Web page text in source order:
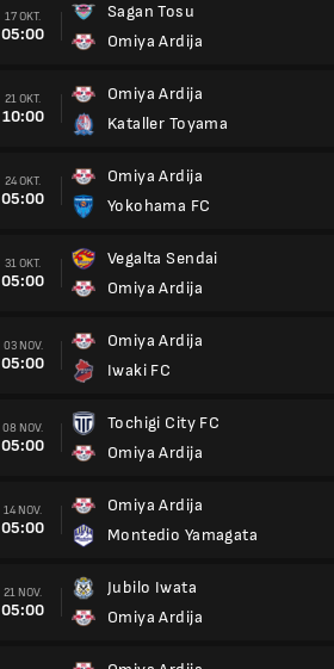
17 OKT.
05:00
Sagan Tosu
Omiya Ardija
21 OKT.
10:00
Omiya Ardija
Kataller Toyama
24 OKT.
05:00
Omiya Ardija
Yokohama FC
31 OKT.
05:00
Vegalta Sendai
Omiya Ardija
03 NOV.
05:00
Omiya Ardija
Iwaki FC
08 NOV.
05:00
Tochigi City FC
Omiya Ardija
14 NOV.
05:00
Omiya Ardija
Montedio Yamagata
21 NOV.
05:00
Jubilo Iwata
Omiya Ardija